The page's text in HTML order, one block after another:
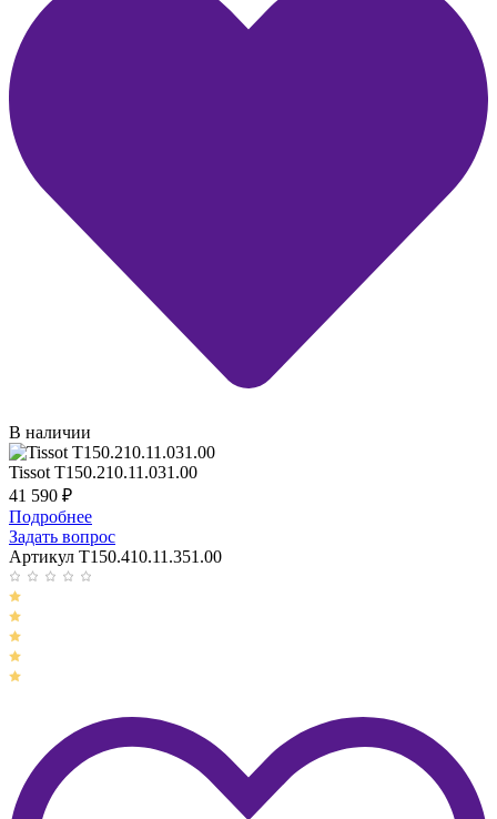
В наличии
Tissot T150.210.11.031.00
41 590 ₽
Подробнее
Задать вопрос
Артикул T150.410.11.351.00